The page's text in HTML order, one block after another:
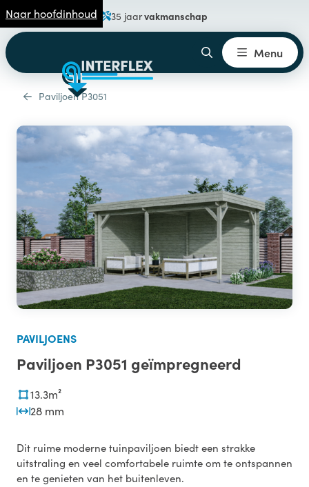
Naar hoofdinhoud 35 jaarvakmanschap
Menu
Paviljoen P3051
PAVILJOENS
Paviljoen P3051 geïmpregneerd
13.3m²
28 mm
Dit ruime moderne tuinpaviljoen biedt een strakke
uitstraling en veel comfortabele ruimte om te ontspannen
en te genieten van het buitenleven.